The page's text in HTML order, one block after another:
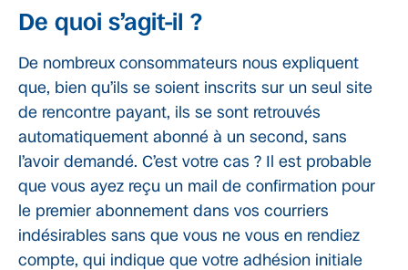
De quoi s’agit-il ?
De nombreux consommateurs nous expliquent
que, bien qu’ils se soient inscrits sur un seul site
de rencontre payant, ils se sont retrouvés
automatiquement abonné à un second, sans
l’avoir demandé. C’est votre cas ? Il est probable
que vous ayez reçu un mail de confirmation pour
le premier abonnement dans vos courriers
indésirables sans que vous ne vous en rendiez
compte, qui indique que votre adhésion initiale